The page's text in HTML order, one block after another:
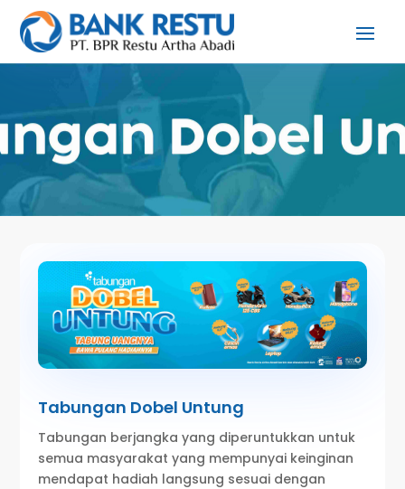
Tabungan Dobel Untung
Tabungan berjangka yang diperuntukkan untuk
semua masyarakat yang mempunyai keinginan
mendapat hadiah langsung sesuai dengan